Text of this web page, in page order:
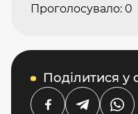
Проголосувало:0
Поділитися у